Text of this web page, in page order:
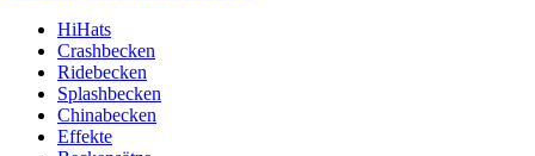
HiHats
Crashbecken
Ridebecken
Splashbecken
Chinabecken
Effekte